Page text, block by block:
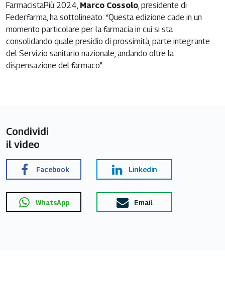
FarmacistaPiù 2024, Marco Cossolo, presidente di
Federfarma, ha sottolineato: “Questa edizione cade in un
momento particolare per la farmacia in cui si sta
consolidando quale presidio di prossimità, parte integrante
del Servizio sanitario nazionale, andando oltre la
dispensazione del farmaco”
Condividi
il video
Facebook Linkedin
WhatsApp Email